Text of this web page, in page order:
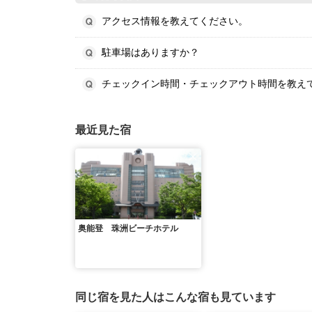
アクセス情報を教えてください。
駐車場はありますか？
チェックイン時間・チェックアウト時間を教え
最近見た宿
奥能登 珠洲ビーチホテル
同じ宿を見た人はこんな宿も見ています